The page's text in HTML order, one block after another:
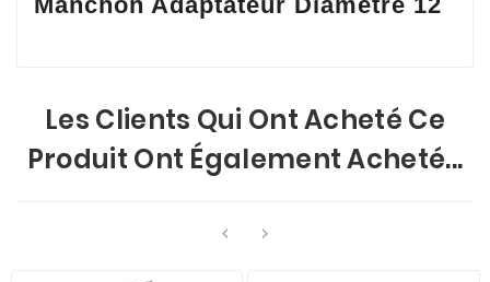
Les Clients Qui Ont Acheté Ce
Produit Ont Également Acheté...
 